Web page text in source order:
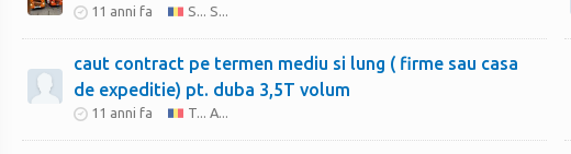
11 anni fa S... S...
caut contract pe termen mediu si lung ( firme sau casa
de expeditie) pt. duba 3,5T volum
11 anni fa T... A...